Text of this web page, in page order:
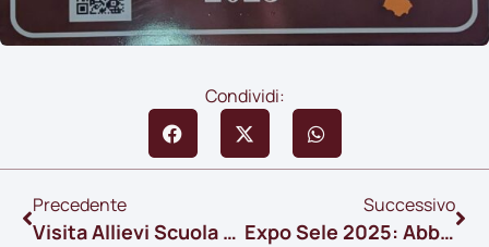
Condividi:
Precedente
Visita Allievi Scuola Di Formazione InCibum
Successivo
Expo Sele 2025: Abbiamo Portato Il Gusto, Ma Anche La Verità